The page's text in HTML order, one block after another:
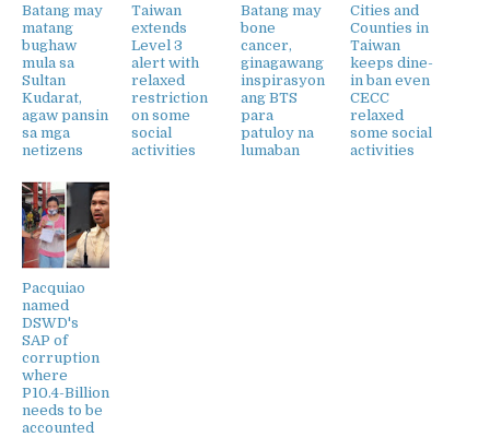
Batang may
matang
bughaw
mula sa
Sultan
Kudarat,
agaw pansin
sa mga
netizens
Taiwan
extends
Level 3
alert with
relaxed
restriction
on some
social
activities
Batang may
bone
cancer,
ginagawang
inspirasyon
ang BTS
para
patuloy na
lumaban
Cities and
Counties in
Taiwan
keeps dine-
in ban even
CECC
relaxed
some social
activities
Pacquiao
named
DSWD's
SAP of
corruption
where
P10.4-Billion
needs to be
accounted